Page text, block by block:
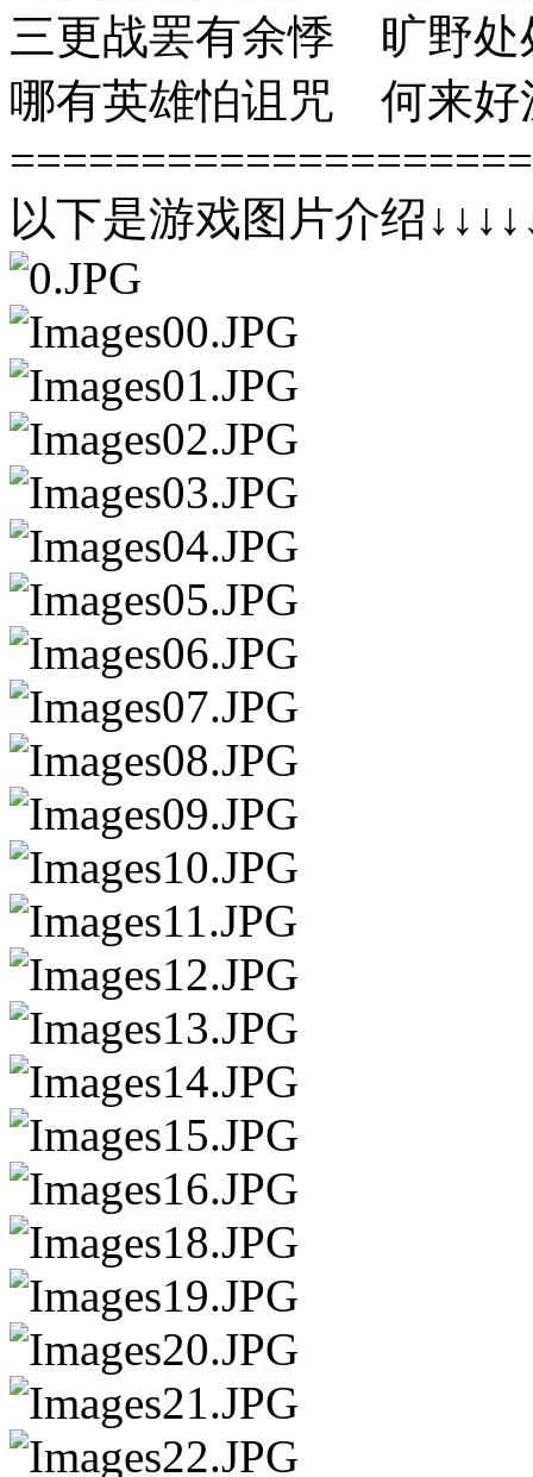
三更战罢有余悸 旷野
哪有英雄怕诅咒 何来
以下是游戏图片介绍